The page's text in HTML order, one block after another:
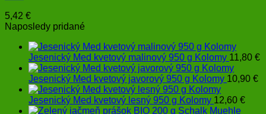
5,42 €
Naposledy pridané
Jesenický Med kvetový malinový 950 g Kolomy 11,80 €
Jesenický Med kvetový javorový 950 g Kolomy 10,90 €
Jesenický Med kvetový lesný 950 g Kolomy 12,60 €